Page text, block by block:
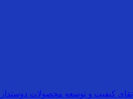
کیفیت و توسعه محصولات